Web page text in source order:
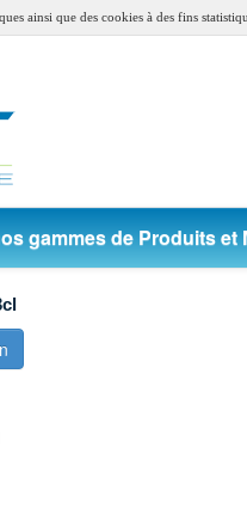
ainsi que des cookies à des fins
gammes de Produits et